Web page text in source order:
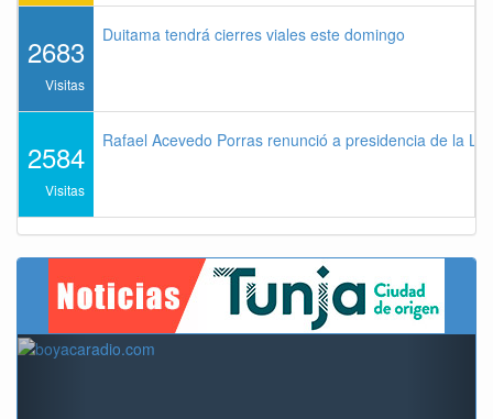
2683
Visitas
Duitama tendrá cierres viales este domingo
2584
Visitas
Rafael Acevedo Porras renunció a presidencia de la
Previous